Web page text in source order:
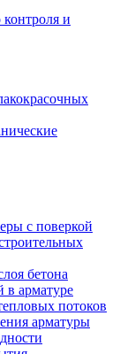
и
с поверкой
бетона
в арматуре
потоков
арматуры